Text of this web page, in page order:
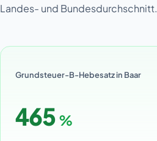
Landes- und Bundesdurchschnitt.
Grundsteuer-B-Hebesatz in Baar
465 %